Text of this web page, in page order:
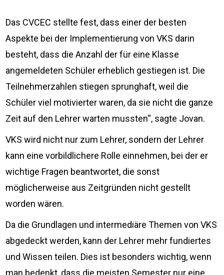
Das CVCEC stellte fest, dass einer der besten
Aspekte bei der Implementierung von VKS darin
besteht, dass die Anzahl der für eine Klasse
angemeldeten Schüler erheblich gestiegen ist. Die
Teilnehmerzahlen stiegen sprunghaft, weil die
Schüler viel motivierter waren, da sie nicht die ganze
Zeit auf den Lehrer warten mussten“, sagte Jovan.
VKS wird nicht nur zum Lehrer, sondern der Lehrer
kann eine vorbildlichere Rolle einnehmen, bei der er
wichtige Fragen beantwortet, die sonst
möglicherweise aus Zeitgründen nicht gestellt
worden wären.
Da die Grundlagen und intermediäre Themen von VKS
abgedeckt werden, kann der Lehrer mehr fundiertes
und Wissen teilen. Dies ist besonders wichtig, wenn
man bedenkt, dass die meisten Semester nur eine